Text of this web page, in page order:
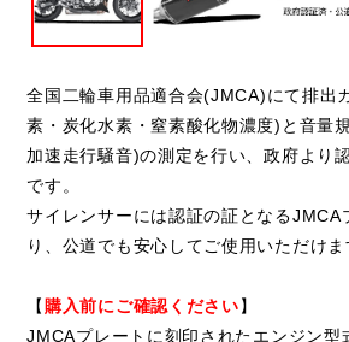
全国二輪車用品適合会(JMCA)にて排出
素・炭化水素・窒素酸化物濃度)と音量
加速走行騒音)の測定を行い、政府より
です。
サイレンサーには認証の証となるJMCA
り、公道でも安心してご使用いただけま
【購入前にご確認ください】
JMCAプレートに刻印されたエンジン型